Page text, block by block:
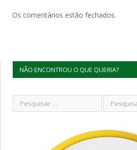
Os comentários estão fechados.
NÃO ENCONTROU O QUE QUERIA?